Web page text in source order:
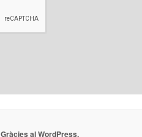
Gràcies al WordPress.